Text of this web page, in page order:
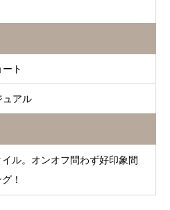
ート
ュアル
ル。オンオフ問わず好印象間
！